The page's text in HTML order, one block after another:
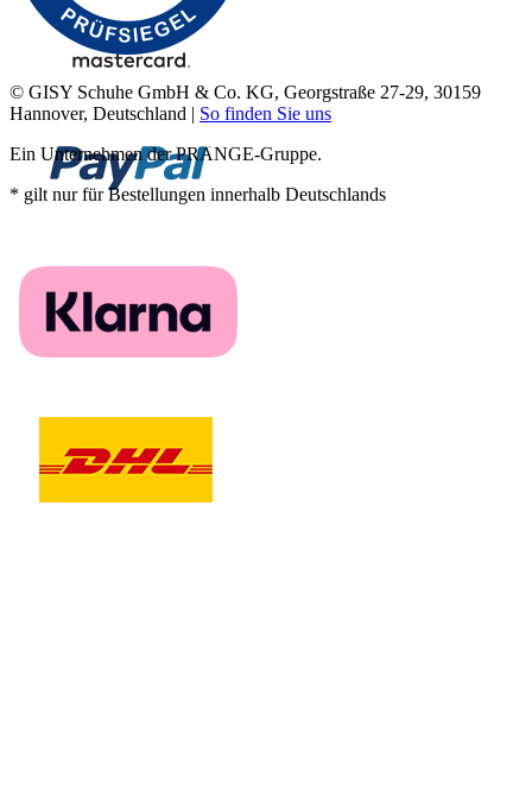
© GISY Schuhe GmbH & Co. KG, Georgstraße 27-29, 30159
Hannover, Deutschland | So finden Sie uns
Ein Unternehmen der PRANGE-Gruppe.
* gilt nur für Bestellungen innerhalb Deutschlands